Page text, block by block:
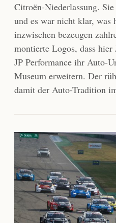
Citroën-Niederlassung.
und es war nicht klar, was
inzwischen bezeugen
montierte Logos, dass
JP Performance ihr Auto-
Museum erweitern. Der
damit der Auto-Tradition